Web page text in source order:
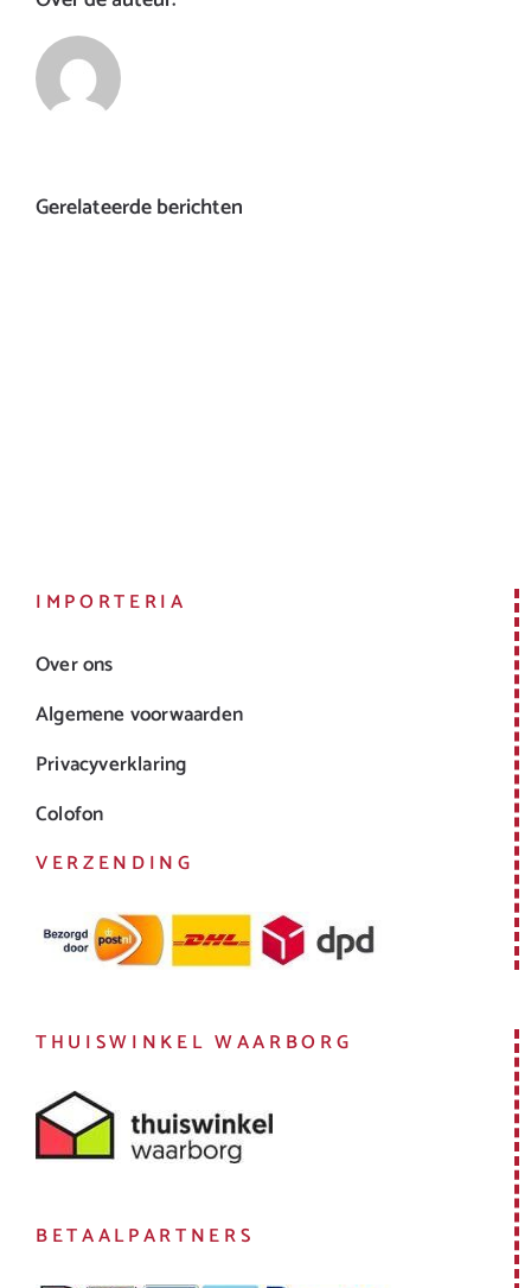
Gerelateerde berichten
IMPORTERIA
Over ons
Algemene voorwaarden
Privacyverklaring
Colofon
VERZENDING
THUISWINKEL WAARBORG
BETAALPARTNERS